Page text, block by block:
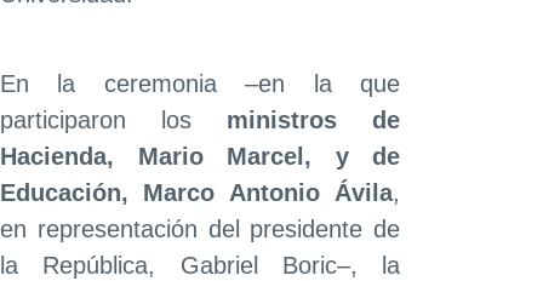
En la ceremonia –en la que
participaron los ministros de
Hacienda, Mario Marcel, y de
Educación, Marco Antonio Ávila,
en representación del presidente de
la República, Gabriel Boric–, la